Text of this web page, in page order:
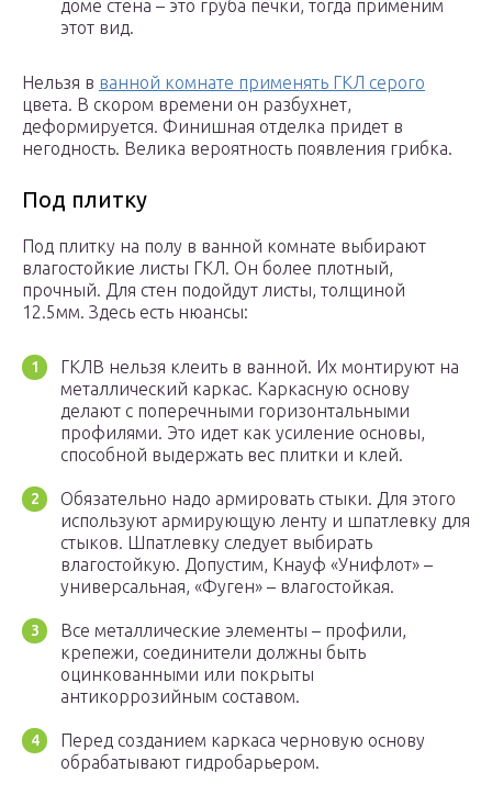
доме стена – это груба печки, тогда применим
этот вид.
Нельзя в ванной комнате применять ГКЛ серого
цвета. В скором времени он разбухнет,
деформируется. Финишная отделка придет в
негодность. Велика вероятность появления грибка.
Под плитку
Под плитку на полу в ванной комнате выбирают
влагостойкие листы ГКЛ. Он более плотный,
прочный. Для стен подойдут листы, толщиной
12.5мм. Здесь есть нюансы:
ГКЛВ нельзя клеить в ванной. Их монтируют на
металлический каркас. Каркасную основу
делают с поперечными горизонтальными
профилями. Это идет как усиление основы,
способной выдержать вес плитки и клей.
Обязательно надо армировать стыки. Для этого
используют армирующую ленту и шпатлевку для
стыков. Шпатлевку следует выбирать
влагостойкую. Допустим, Кнауф «Унифлот» –
универсальная, «Фуген» – влагостойкая.
Все металлические элементы – профили,
крепежи, соединители должны быть
оцинкованными или покрыты
антикоррозийным составом.
Перед созданием каркаса черновую основу
обрабатывают гидробарьером.